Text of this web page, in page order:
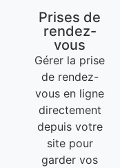
Prises de
rendez-
vous
Gérer la prise
de rendez-
vous en ligne
directement
depuis votre
site pour
garder vos